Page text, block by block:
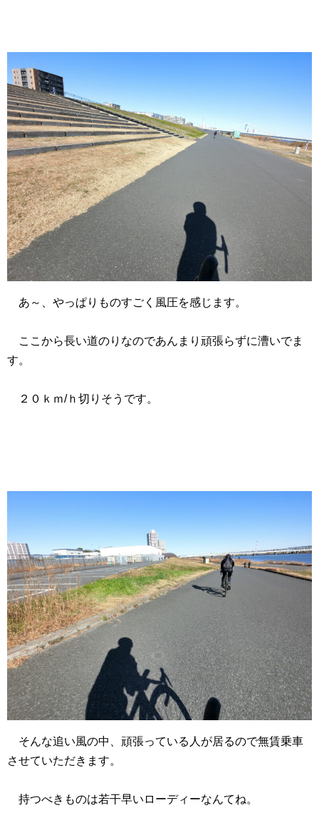
あ～、やっぱりものすごく風圧を感じます。
ここから長い道のりなのであんまり頑張らずに漕いでま
す。
２０ｋｍ/ｈ切りそうです。
そんな追い風の中、頑張っている人が居るので無賃乗車
させていただきます。
持つべきものは若干早いローディーなんてね。